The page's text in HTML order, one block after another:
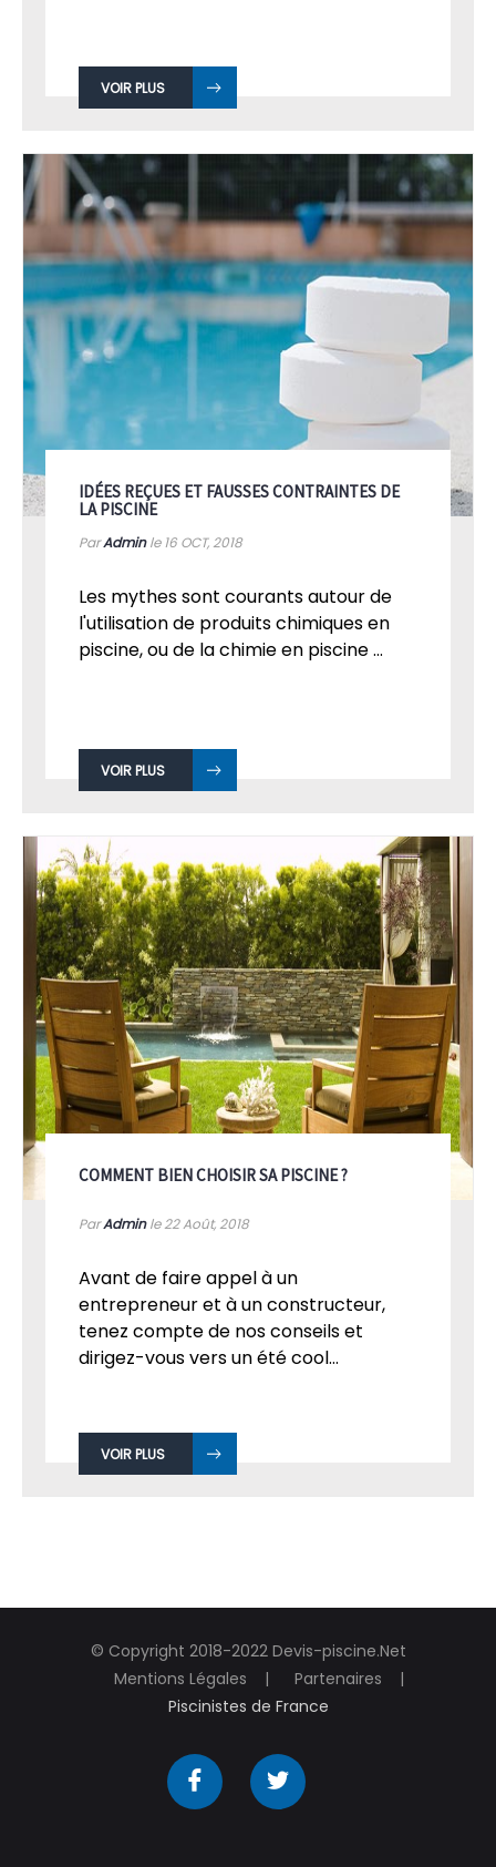
VOIR PLUS
IDÉES REÇUES ET FAUSSES CONTRAINTES DE
LA PISCINE
ParAdminle 16 OCT, 2018
Les mythes sont courants autour de
l'utilisation de produits chimiques en
piscine, ou de la chimie en piscine ...
VOIR PLUS
COMMENT BIEN CHOISIR SA PISCINE ?
ParAdminle 22Août, 2018
Avant de faire appel à un
entrepreneur et à un constructeur,
tenez compte de nos conseils et
dirigez-vous vers un été cool...
VOIR PLUS
© Copyright 2018-2022 Devis-piscine.Net
Mentions Légales
Partenaires
Piscinistes de France